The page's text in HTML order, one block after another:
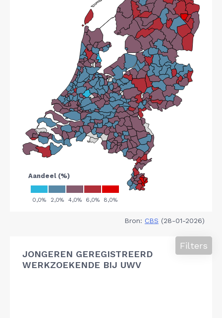
Bron: CBS (28-01-2026)
JONGEREN GEREGISTREERD
WERKZOEKENDE BIJ UWV
Filters